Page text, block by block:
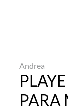
Andrea
PARA